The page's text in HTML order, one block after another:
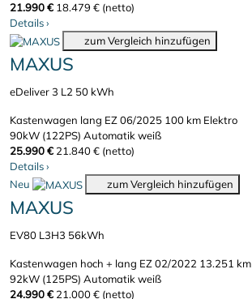
21.990 € 18.479 € (netto)
Details›
zum Vergleich hinzufügen
MAXUS
eDeliver 3 L2 50 kWh
Kastenwagen lang EZ 06/2025 100 km Elektro
90kW (122PS) Automatikweiß
25.990 € 21.840 € (netto)
Details›
Neu
zum Vergleich hinzufügen
MAXUS
EV80 L3H3 56kWh
Kastenwagen hoch + lang EZ 02/2022 13.251 km
92kW (125PS) Automatikweiß
24.990 € 21.000 € (netto)